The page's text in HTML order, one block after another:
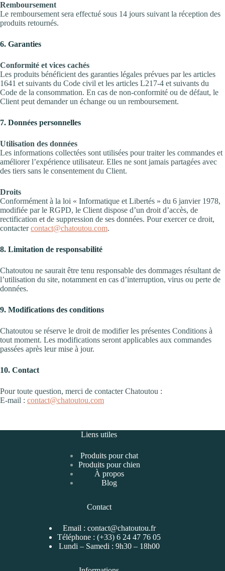
Remboursement
Le remboursement sera effectué sous 14 jours suivant la réception des
produits retournés.
6. Garanties
Conformité et vices cachés
Les produits bénéficient des garanties légales prévues par les articles
1641 et suivants du Code civil et les articles L217-4 et suivants du
Code de la consommation. En cas de non-conformité ou de défaut, le
Client peut demander un échange ou un remboursement.
7. Données personnelles
Utilisation des données
Les informations collectées sont utilisées pour traiter les commandes et
améliorer l’expérience utilisateur. Elles ne sont jamais partagées avec
des tiers sans le consentement du Client.
Droits
Conformément à la loi « Informatique et Libertés » du 6 janvier 1978,
modifiée par le RGPD, le Client dispose d’un droit d’accès, de
rectification et de suppression de ses données. Pour exercer ce droit,
contactercontact@chatoutou.com.
8. Limitation de responsabilité
Chatoutou ne saurait être tenu responsable des dommages résultant de
l’utilisation du site, notamment en cas d’interruption, virus ou perte de
données.
9. Modifications des conditions
Chatoutou se réserve le droit de modifier les présentes Conditions à
tout moment. Les modifications seront applicables aux commandes
passées après leur mise à jour.
10. Contact
Pour toute question, merci de contacter Chatoutou :
E-mail : contact@chatoutou.com
Liens utiles
Produits pour chat
Produits pour chien
À propos
Blog
Contact
Email : contact@chatoutou.fr
Téléphone :(+33) 6 24 47 76 05
Lundi – Samedi : 9h30 – 18h00